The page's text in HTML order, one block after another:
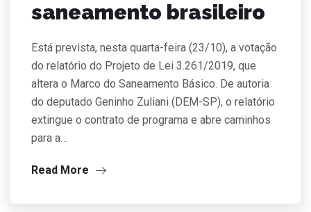
saneamento brasileiro
Está prevista, nesta quarta-feira (23/10), a votação
do relatório do Projeto de Lei 3.261/2019, que
altera o Marco do Saneamento Básico. De autoria
do deputado Geninho Zuliani (DEM-SP), o relatório
extingue o contrato de programa e abre caminhos
para a…
Read More